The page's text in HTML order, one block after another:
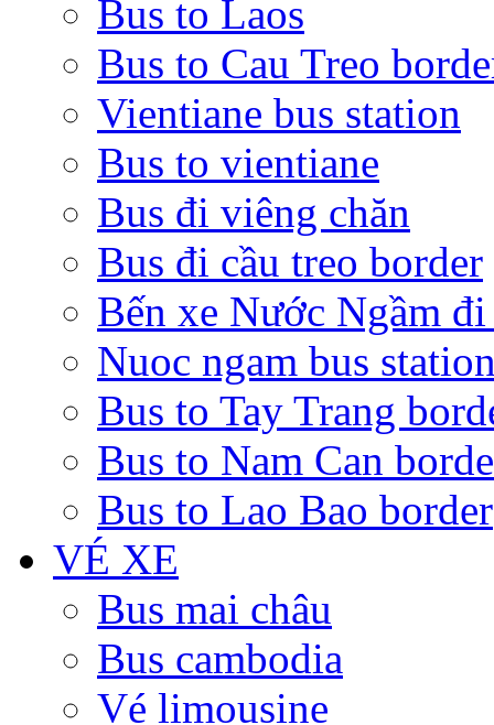
Bus to Laos
Bus to Cau Treo
Vientiane bus station
Bus to vientiane
Bus đi viêng chăn
Bus đi cầu treo border
Bến xe Nước Ngầm
Nuoc ngam bus
Bus to Tay Trang
Bus to Nam Can
Bus to Lao Bao border
VÉ XE
Bus mai châu
Bus cambodia
Vé limousine